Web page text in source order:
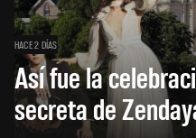
HACE 2 DÍAS
Así fue la
secreta de